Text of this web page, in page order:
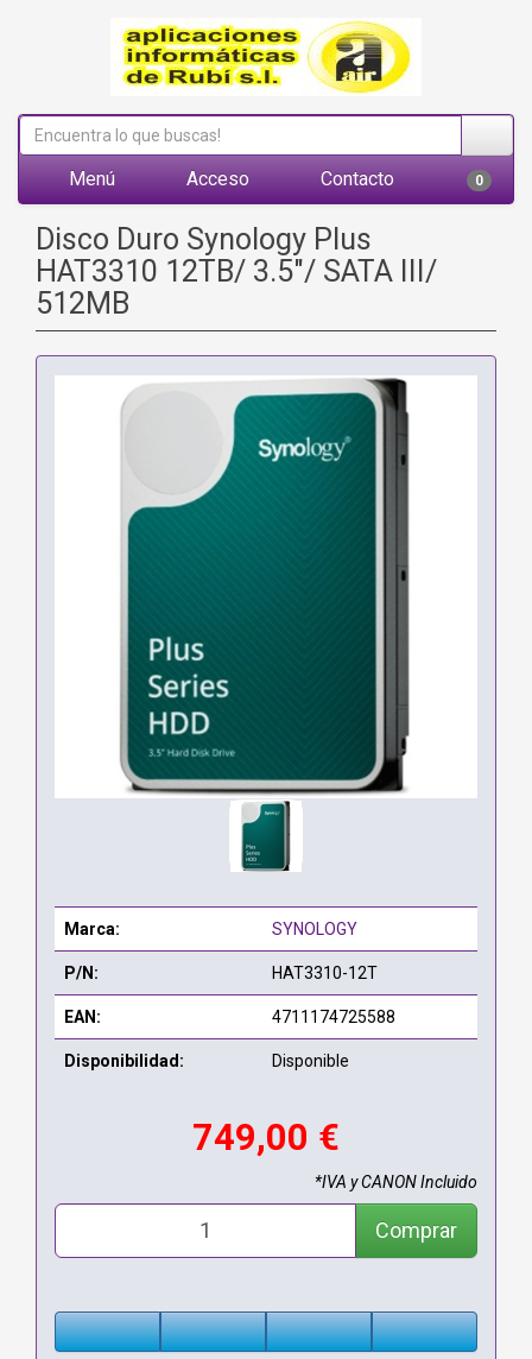
Menú Acceso Contacto 0
Disco Duro Synology Plus
HAT3310 12TB/ 3.5"/ SATA III/
512MB
Marca: SYNOLOGY
P/N: HAT3310-12T
EAN: 4711174725588
Disponibilidad: Disponible
749,00 €
*IVA y CANON Incluido
Comprar